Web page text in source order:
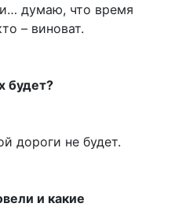
думаю, что время
– виноват.
будет?
дороги не будет.
и какие